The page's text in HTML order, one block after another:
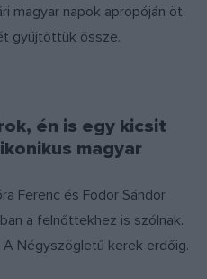
magyar napok apropóján öt
gyűjtöttük össze.
én is egy kicsit
magyar
Ferenc és Fodor Sándor
a felnőttekhez is szólnak.
Négyszögletű kerek erdőig.